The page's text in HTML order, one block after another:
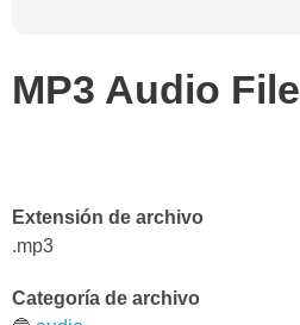
MP3 Audio File
Extensión de archivo
.mp3
Categoría de archivo